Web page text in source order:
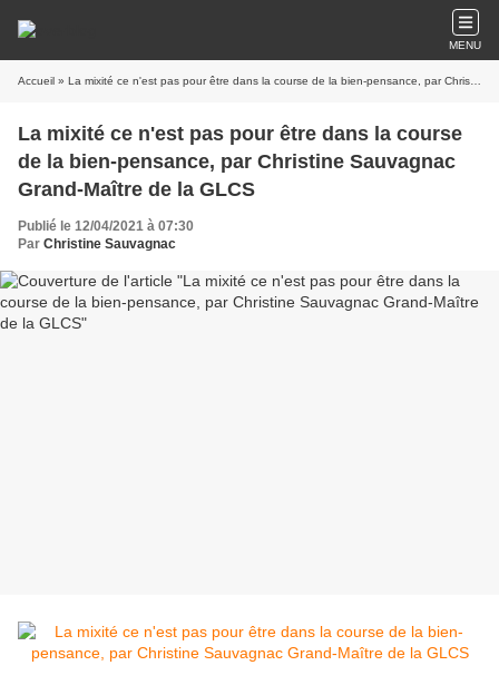
MENU
Accueil » La mixité ce n'est pas pour être dans la course de la bien-pensance, par Christine Sauvagnac Grand-Maître de la GLCS
La mixité ce n'est pas pour être dans la course
de la bien-pensance, par Christine Sauvagnac
Grand-Maître de la GLCS
Publié le 12/04/2021 à 07:30
Par Christine Sauvagnac